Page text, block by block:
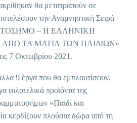
θα μετατραπούν σε
την Αναμνηστική Σειρά
– Η ΕΛΛΗΝΙΚΗ
ΤΑ ΜΑΤΙΑ ΤΩΝ ΠΑΙΔΙΩΝ»
7 Οκτωβρίου 2021.
9 έργα που θα εμπλουτίσουν,
φιλοτελικά προϊόντα της
«Παιδί και
κερδίζουν πλούσια δώρα από τη